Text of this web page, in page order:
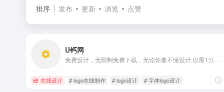
排序 发布 更新 浏览 点赞
U钙网
在线设计 # logo在线制作 # logo设计 # 字体logo设计